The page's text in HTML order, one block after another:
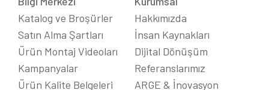
Katalog ve Broşürler
Satın Alma Şartları
Ürün Montaj Videoları
Kampanyalar
Ürün Kalite Belgeleri
Hakkımızda
İnsan Kaynakları
Dijital Dönüşüm
Referanslarımız
ARGE & İnovasyon